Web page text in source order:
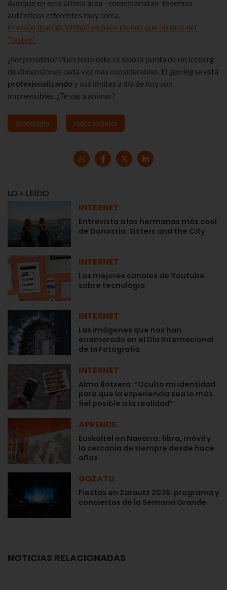
Aunque en esta última área ­–comentaristas‑ tenemos
auténticos referentes muy cerca.
El vasco Ibai (@LVPibai) es poco menos que un dios del
“casteo”.
¿Sorprendido? Pues todo esto es solo la punta de un iceberg
de dimensiones cada vez más considerables. El gamingse está
profesionalizando y sus límites a día de hoy son
imprevisibles. ¿Te vas a animar?
Tecnología redes sociales
LO + LEÍDO
INTERNET
Entrevista a las hermanas más cool
de Donostia: Sisters and the City
INTERNET
Los mejores canales de Youtube
sobre tecnología
INTERNET
Las imágenes que nos han
enamorado en el Día Internacional
de la Fotografía
INTERNET
Alma Botxera: “Oculto mi identidad
para que la experiencia sea lo más
fiel posible a la realidad”
APRENDE
Euskaltel en Navarra: fibra, móvil y
la cercanía de siempre desde hace
años
GOZATU
Fiestas en Zarautz 2026: programa y
conciertos de la Semana Grande
NOTICIAS RELACIONADAS